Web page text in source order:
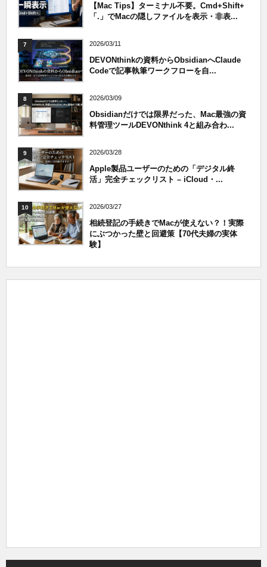
【Mac Tips】ターミナル不要。Cmd+Shift+
「.」でMacの隠しファイルを表示・非表...
7 2026/03/11
DEVONthinkの資料からObsidianへClaude
Codeで記事執筆ワークフローを自...
8 2026/03/09
Obsidianだけでは限界だった、Mac最強の資
料管理ツールDEVONthink 4と組み合わ...
9 2026/03/28
Apple製品ユーザーのための「デジタル終
活」完全チェックリスト – iCloud・...
10 2026/03/27
相続登記の手続きでMacが使えない？！実際
にぶつかった壁と回避策【70代夫婦の実体
験】